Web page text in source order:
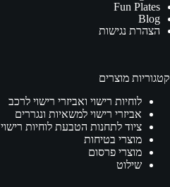
Fun Plates
Blog
הצהרת נגישות
קטגוריות מוצרים
לוחיות רישוי ואביזרי רישוי לרכב
אביזרי רישוי למשאיות ונגררים
ציוד לתחנות הטבעת לוחיות רישוי
מוצרי בטיחות
מוצרי פרסום
שילוט